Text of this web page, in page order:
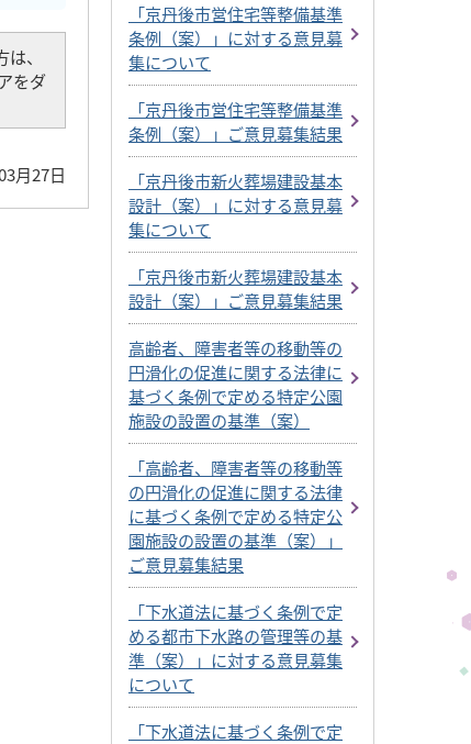
、
をダ
月27日
「京丹後市営住宅等整備基準
条例（案）」に対する意見募
集について
「京丹後市営住宅等整備基準
条例（案）」ご意見募集結果
「京丹後市新火葬場建設基本
設計（案）」に対する意見募
集について
「京丹後市新火葬場建設基本
設計（案）」ご意見募集結果
高齢者、障害者等の移動等の
円滑化の促進に関する法律に
基づく条例で定める特定公園
施設の設置の基準（案）
「高齢者、障害者等の移動等
の円滑化の促進に関する法律
に基づく条例で定める特定公
園施設の設置の基準（案）」
ご意見募集結果
「下水道法に基づく条例で定
める都市下水路の管理等の基
準（案）」に対する意見募集
について
「下水道法に基づく条例で定